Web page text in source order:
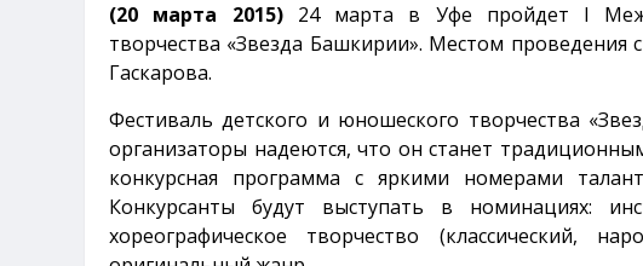
(20 марта 2015)24 марта в Уфе пройдет I
творчества «Звезда Башкирии». Местом
Гаскарова.
Фестиваль детского и юношеского творчества
организаторы надеются, что он станет
конкурсная программа с яркими номерами
Конкурсанты будут выступать в номинациях:
хореографическое творчество (классический,